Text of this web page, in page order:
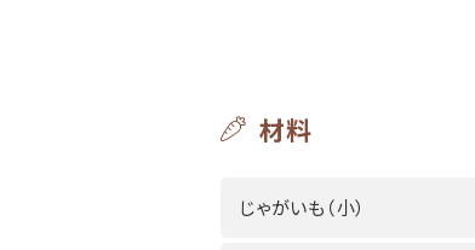
材料
じゃがいも（小）